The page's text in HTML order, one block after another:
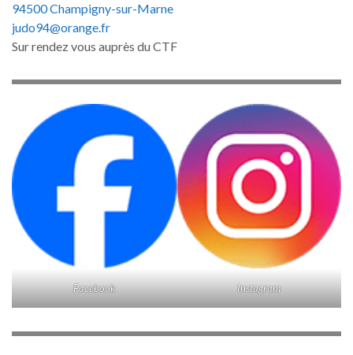
94500 Champigny-sur-Marne
judo94@orange.fr
Sur rendez vous auprès du CTF
Facebook Instagram